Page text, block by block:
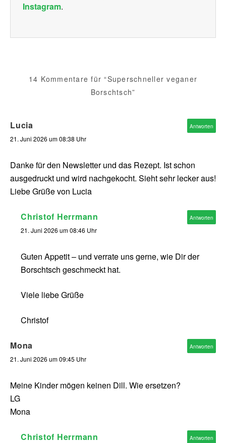
Instagram.
14 Kommentare für “Superschneller veganer
Borschtsch”
Lucia
21. Juni 2026 um 08:38 Uhr
Danke für den Newsletter und das Rezept. Ist schon
ausgedruckt und wird nachgekocht. Sieht sehr lecker aus!
Liebe Grüße von Lucia
Antworten
Christof Herrmann
21. Juni 2026 um 08:46 Uhr
Guten Appetit – und verrate uns gerne, wie Dir der
Borschtsch geschmeckt hat.
Viele liebe Grüße
Christof
Antworten
Mona
21. Juni 2026 um 09:45 Uhr
Meine Kinder mögen keinen Dill. Wie ersetzen?
LG
Mona
Antworten
Christof Herrmann Antworten